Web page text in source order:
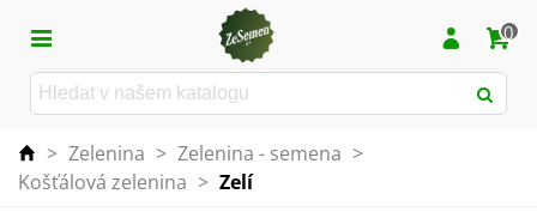
0
> Zelenina > Zelenina - semena >
Košťálová zelenina > Zelí